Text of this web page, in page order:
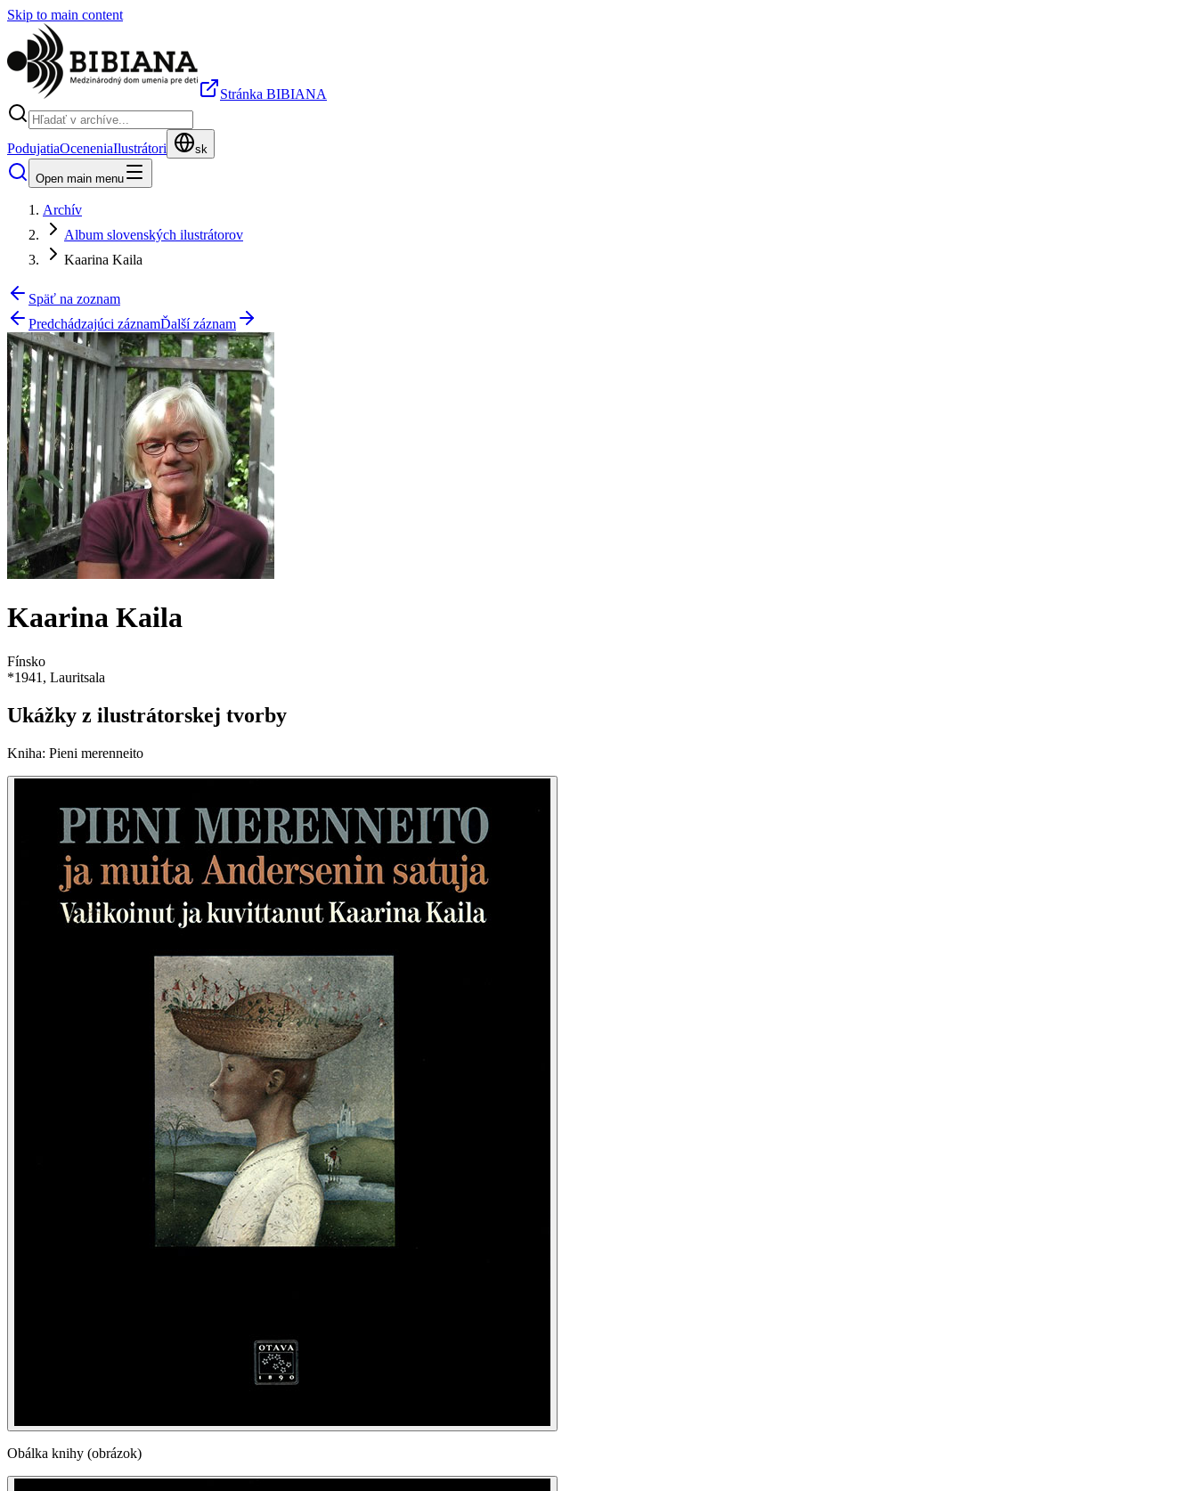
Skip to main content
Stránka BIBIANA
PodujatiaOceneniaIlustrátori sk
Open main menu
Archív
Album slovenských ilustrátorov
Kaarina Kaila
Späť na zoznam
Predchádzajúci záznamĎalší záznam
Kaarina Kaila
Fínsko
*1941 , Lauritsala
Ukážky z ilustrátorskej tvorby
Kniha: Pieni merenneito
Obálka knihy (obrázok)